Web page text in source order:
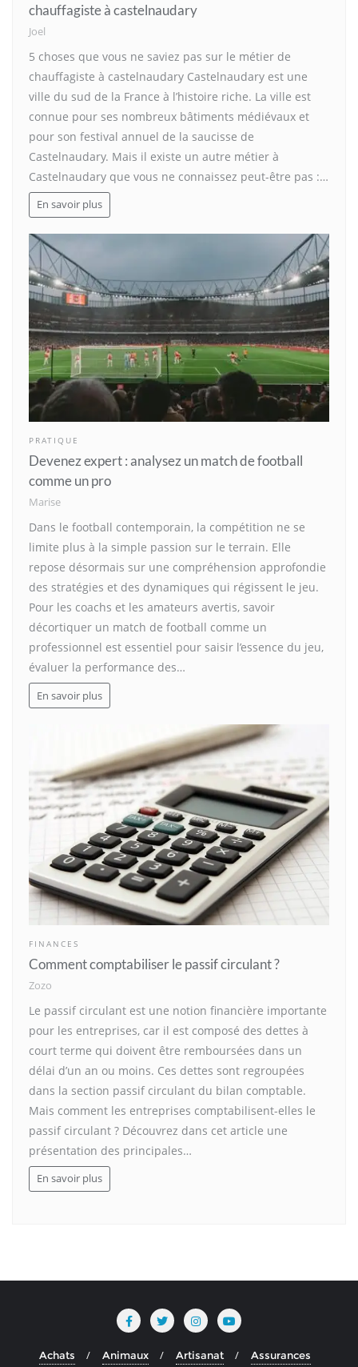
chauffagiste à castelnaudary
Joel
5 choses que vous ne saviez pas sur le métier de
chauffagiste à castelnaudary Castelnaudary est une
ville du sud de la France à l’histoire riche. La ville est
connue pour ses nombreux bâtiments médiévaux et
pour son festival annuel de la saucisse de
Castelnaudary. Mais il existe un autre métier à
Castelnaudary que vous ne connaissez peut-être pas :…
En savoir plus
PRATIQUE
Devenez expert : analysez un match de football
comme un pro
Marise
Dans le football contemporain, la compétition ne se
limite plus à la simple passion sur le terrain. Elle
repose désormais sur une compréhension approfondie
des stratégies et des dynamiques qui régissent le jeu.
Pour les coachs et les amateurs avertis, savoir
décortiquer un match de football comme un
professionnel est essentiel pour saisir l’essence du jeu,
évaluer la performance des…
En savoir plus
FINANCES
Comment comptabiliser le passif circulant ?
Zozo
Le passif circulant est une notion financière importante
pour les entreprises, car il est composé des dettes à
court terme qui doivent être remboursées dans un
délai d’un an ou moins. Ces dettes sont regroupées
dans la section passif circulant du bilan comptable.
Mais comment les entreprises comptabilisent-elles le
passif circulant ? Découvrez dans cet article une
présentation des principales…
En savoir plus
Achats Animaux Artisanat Assurances